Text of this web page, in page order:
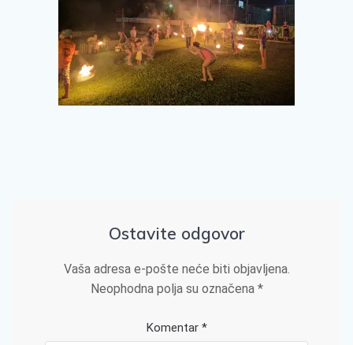
Ostavite odgovor
Vaša adresa e-pošte neće biti objavljena.
Neophodna polja su označena *
Komentar *